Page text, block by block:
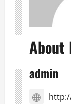
About
admin